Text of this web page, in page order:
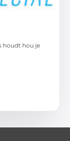
houdt hou je